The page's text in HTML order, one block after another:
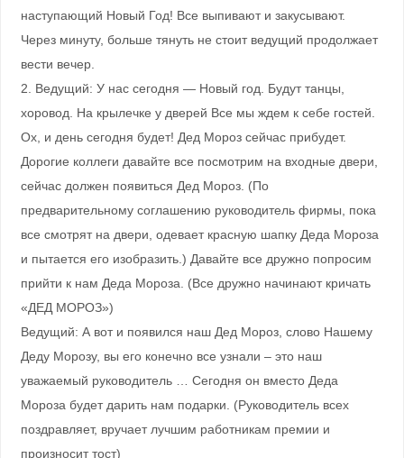
наступающий Новый Год! Все выпивают и закусывают.
Через минуту, больше тянуть не стоит ведущий продолжает
вести вечер.
2. Ведущий: У нас сегодня — Новый год. Будут танцы,
хоровод. На крылечке у дверей Все мы ждем к себе гостей.
Ох, и день сегодня будет! Дед Мороз сейчас прибудет.
Дорогие коллеги давайте все посмотрим на входные двери,
сейчас должен появиться Дед Мороз. (По
предварительному соглашению руководитель фирмы, пока
все смотрят на двери, одевает красную шапку Деда Мороза
и пытается его изобразить.) Давайте все дружно попросим
прийти к нам Деда Мороза. (Все дружно начинают кричать
«ДЕД МОРОЗ»)
Ведущий: А вот и появился наш Дед Мороз, слово Нашему
Деду Морозу, вы его конечно все узнали – это наш
уважаемый руководитель … Сегодня он вместо Деда
Мороза будет дарить нам подарки. (Руководитель всех
поздравляет, вручает лучшим работникам премии и
произносит тост)